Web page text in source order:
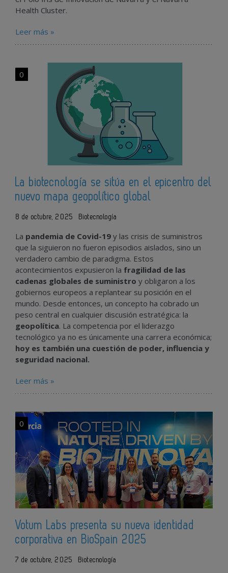
Health Cluster.
Leer más »
0
La biotecnología se sitúa en el epicentro del
nuevo mapa geopolítico global
8 de octubre, 2025 Biotecnología
La pandemia de Covid-19 y las crisis de suministros
que la siguieron no fueron episodios aislados, sino un
verdadero cambio de paradigma. Estos
acontecimientos expusieron la fragilidad de las
cadenas globales de suministro y obligaron a los
gobiernos europeos a replantear su posición en el
mundo. Desde entonces, un concepto ha cobrado un
peso central en cualquier discusión estratégica: la
geopolítica. La competencia por el liderazgo
tecnológico ya no es únicamente una carrera económica;
hoy es también una cuestión de poder, influencia y
seguridad nacional.
Leer más »
0
Votum Labs presenta su nueva identidad
corporativa en BioSpain 2025
7 de octubre, 2025 Biotecnología